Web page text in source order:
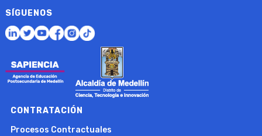
SÍGUENOS
CONTRATACIÓN
Procesos Contractuales